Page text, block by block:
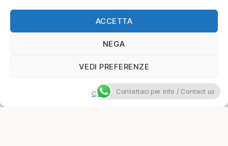
ACCETTA
NEGA
VEDI PREFERENZE
Cookie PolicyContattaci per info / Contact us